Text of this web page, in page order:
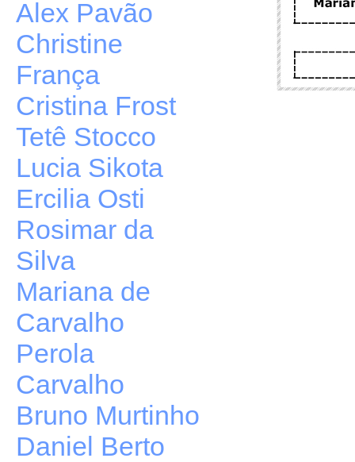
Alex Pavão
Christine
França
Cristina Frost
Tetê Stocco
Lucia Sikota
Ercilia Osti
Rosimar da
Silva
Mariana de
Carvalho
Perola
Carvalho
Bruno Murtinho
Daniel Berto